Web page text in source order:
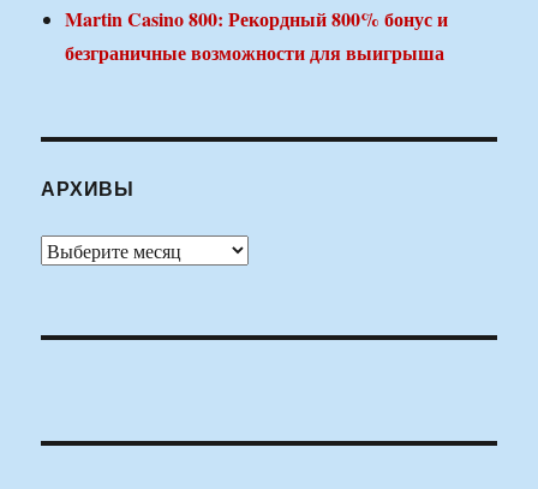
Martin Casino 800: Рекордный 800% бонус и
безграничные возможности для выигрыша
АРХИВЫ
Архивы